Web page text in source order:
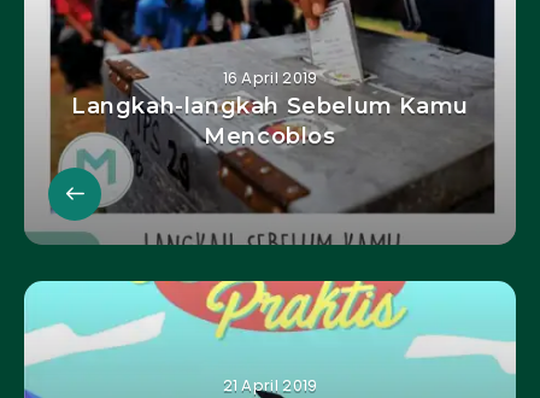
16 April 2019
Langkah-langkah Sebelum Kamu
Mencoblos
21 April 2019